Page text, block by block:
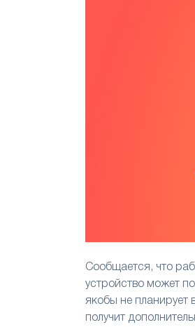
Сообщается, что
устройство может
якобы не планирует
получит